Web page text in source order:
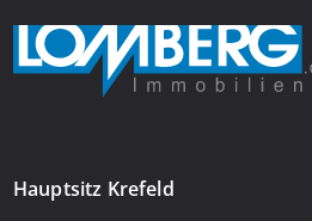
Hauptsitz Krefeld